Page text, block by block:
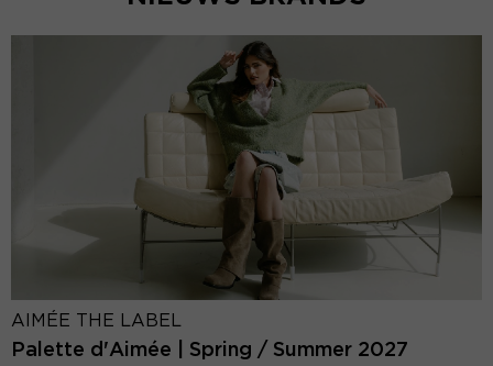
AIMÉE THE LABEL
Palette d'Aimée | Spring / Summer 2027